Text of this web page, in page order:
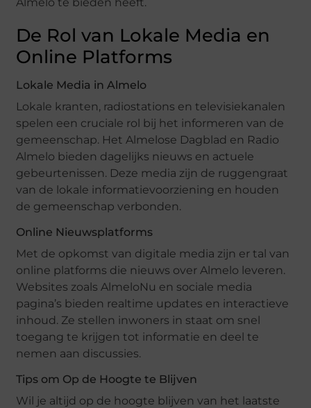
Almelo te bieden heeft.
De Rol van Lokale Media en
Online Platforms
Lokale Media in Almelo
Lokale kranten, radiostations en televisiekanalen
spelen een cruciale rol bij het informeren van de
gemeenschap. Het Almelose Dagblad en Radio
Almelo bieden dagelijks nieuws en actuele
gebeurtenissen. Deze media zijn de ruggengraat
van de lokale informatievoorziening en houden
de gemeenschap verbonden.
Online Nieuwsplatforms
Met de opkomst van digitale media zijn er tal van
online platforms die nieuws over Almelo leveren.
Websites zoals AlmeloNu en sociale media
pagina’s bieden realtime updates en interactieve
inhoud. Ze stellen inwoners in staat om snel
toegang te krijgen tot informatie en deel te
nemen aan discussies.
Tips om Op de Hoogte te Blijven
Wil je altijd op de hoogte blijven van het laatste